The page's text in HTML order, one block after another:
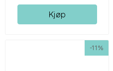
Kjøp
-11%